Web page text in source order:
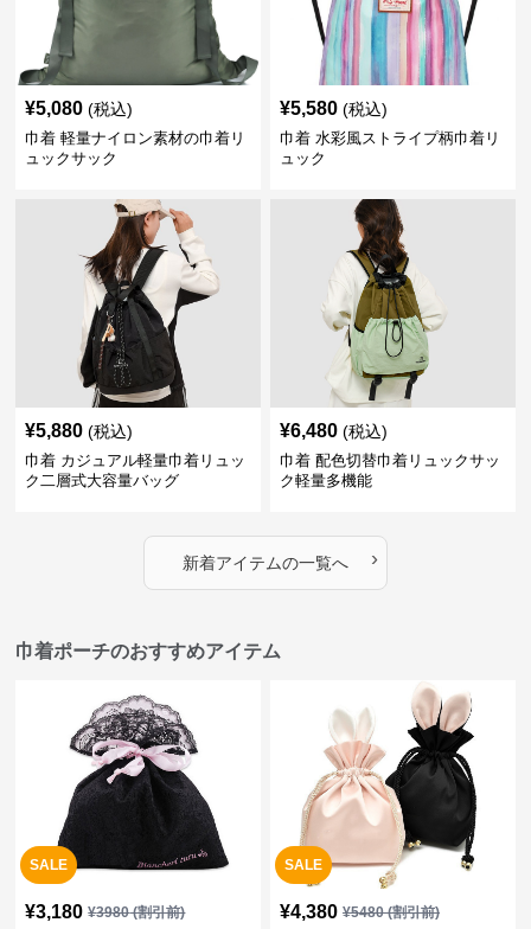
¥5,080 (税込)
巾着 軽量ナイロン素材の巾着リ
ュックサック
¥5,580 (税込)
巾着 水彩風ストライプ柄巾着リ
ュック
¥5,880 (税込)
巾着 カジュアル軽量巾着リュッ
ク二層式大容量バッグ
¥6,480 (税込)
巾着 配色切替巾着リュックサッ
ク軽量多機能
新着アイテムの一覧へ ›
巾着ポーチのおすすめアイテム
SALE
¥3,180 ¥3980(割引前)
SALE
¥4,380 ¥5480(割引前)